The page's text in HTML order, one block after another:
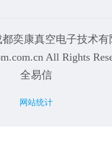
奕康真空电子技术
All Rights
全易信
网站统计